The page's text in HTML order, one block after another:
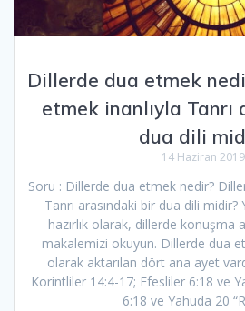
Dillerde dua etmek
etmek inanlıyla Tanrı
dua dili
14 Haziran 2019
Soru : Dillerde dua etmek nedir?
Tanrı arasındaki bir dua dili midir?
hazırlık olarak, dillerde konuşma
makalemizi okuyun. Dillerde dua
olarak aktarılan dört ana ayet
Korintliler 14:4-17; Efesliler 6:18 ve
6:18 ve Yahuda 20